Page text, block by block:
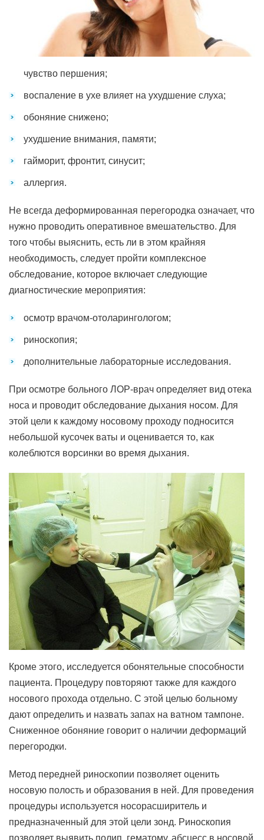
чувство першения;
воспаление в ухе влияет на ухудшение слуха;
обоняние снижено;
ухудшение внимания, памяти;
гайморит, фронтит, синусит;
аллергия.
Не всегда деформированная перегородка означает, что
нужно проводить оперативное вмешательство. Для
того чтобы выяснить, есть ли в этом крайняя
необходимость, следует пройти комплексное
обследование, которое включает следующие
диагностические мероприятия:
осмотр врачом-отоларингологом;
риноскопия;
дополнительные лабораторные исследования.
При осмотре больного ЛОР-врач определяет вид отека
носа и проводит обследование дыхания носом. Для
этой цели к каждому носовому проходу подносится
небольшой кусочек ваты и оценивается то, как
колеблются ворсинки во время дыхания.
Кроме этого, исследуется обонятельные способности
пациента. Процедуру повторяют также для каждого
носового прохода отдельно. С этой целью больному
дают определить и назвать запах на ватном тампоне.
Сниженное обоняние говорит о наличии деформаций
перегородки.
Метод передней риноскопии позволяет оценить
носовую полость и образования в ней. Для проведения
процедуры используется носорасширитель и
предназначенный для этой цели зонд. Риноскопия
позволяет выявить полип, гематому, абсцесс в носовой